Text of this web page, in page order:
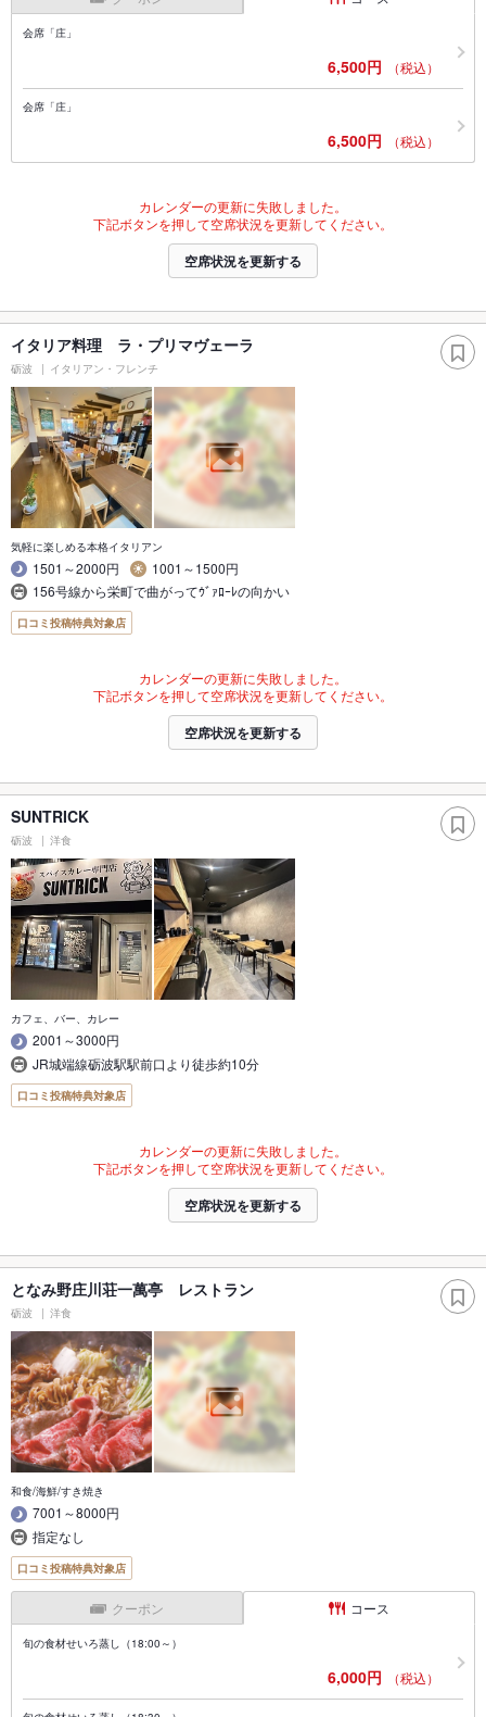
会席「庄」
6,500円 （税込）
会席「庄」
6,500円 （税込）
カレンダーの更新に失敗しました。
下記ボタンを押して空席状況を更新してください。
空席状況を更新する
イタリア料理 ラ・プリマヴェーラ
砺波 イタリアン・フレンチ
気軽に楽しめる本格イタリアン
1501～2000円
1001～1500円
156号線から栄町で曲がってｳﾞｧﾛｰﾚの向かい
口コミ投稿特典対象店
カレンダーの更新に失敗しました。
下記ボタンを押して空席状況を更新してください。
空席状況を更新する
SUNTRICK
砺波 洋食
カフェ、バー、カレー
2001～3000円
JR城端線砺波駅駅前口より徒歩約10分
口コミ投稿特典対象店
カレンダーの更新に失敗しました。
下記ボタンを押して空席状況を更新してください。
空席状況を更新する
となみ野庄川荘一萬亭 レストラン
砺波 洋食
和食/海鮮/すき焼き
7001～8000円
指定なし
口コミ投稿特典対象店
クーポン コース
旬の食材せいろ蒸し（18:00～）
6,000円 （税込）